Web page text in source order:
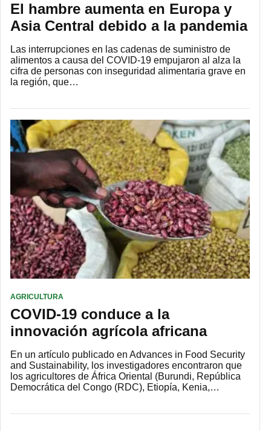
El hambre aumenta en Europa y
Asia Central debido a la pandemia
Las interrupciones en las cadenas de suministro de
alimentos a causa del COVID-19 empujaron al alza la
cifra de personas con inseguridad alimentaria grave en
la región, que…
AGRICULTURA
COVID-19 conduce a la
innovación agrícola africana
En un artículo publicado en Advances in Food Security
and Sustainability, los investigadores encontraron que
los agricultores de África Oriental (Burundi, República
Democrática del Congo (RDC), Etiopía, Kenia,…